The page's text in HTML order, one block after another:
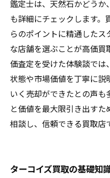
鑑定士は、天然石かどう
も詳細にチェックします
らのポイントに精通した
な店舗を選ぶことが高価買
価査定を受けた体験談で
状態や市場価値を丁寧に説
いく売却ができたとの声
と価値を最大限引き出す
相談し、信頼できる買取店
ターコイズ買取の基礎知